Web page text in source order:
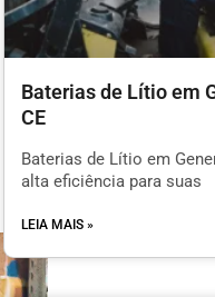
Baterias de Lítio em
CE
Baterias de Lítio em
alta eficiência para suas
LEIA MAIS »